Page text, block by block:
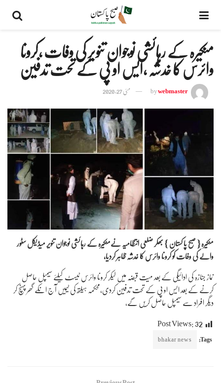
منکیرہ کے رہائشی نوجوان تنویر کی وفات ،کرونا
وائرس کا خدشہ ،ایس او پی کے تحت تدفین
bywebmaster مئی 27, 2020
منکیرہ { صبح پا کستان } بھکر ضلعی انتظامیہ نےمنکیرہ کے رہائشی نوجوان تنویر میڈیکل سٹور
والے کی وفات کو کرونا وائرس کا خدشہ ظاہر کردیا،
نماز جنازہ کی ادائیگی کے بعد میت قبضہ میں لیکر کرونا وائرس ٹیسٹ کیلئے سیمپل حاصل
کرنے کے بعد ایس او پی کے تحت تدفین کردی،محکمہ ہیلتھ کی ٹیمیں آ ج انکے گھر پہنچ کر
دیگر افراد سے سیمپل حاصل کریں گے،
Post Views:32
Tags:
bhakar news